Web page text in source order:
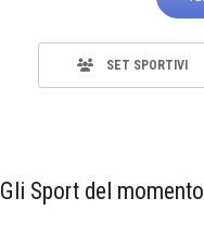
SET SPORTIVI
Gli Sport del momento